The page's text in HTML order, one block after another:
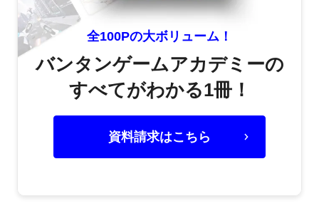
全100Pの大ボリューム！
バンタンゲームアカデミーの
すべてがわかる1冊！
資料請求はこちら